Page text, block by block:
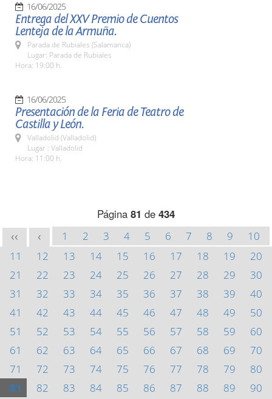
16/06/2025
Entrega del XXV Premio de Cuentos
Lenteja de la Armuña.
Parada de Rubiales (Salamanca)
Lugar: Parada de Rubiales
Hora: 19:00 h.
16/06/2025
Presentación de la Feria de Teatro de
Castilla y León.
Valladolid (Valladolid)
Lugar : Valladolid
Hora: 11:00 h.
Página 81 de 434
<< < 1 2 3 4 5 6 7 8 9
10
11
12 13 14 15 16 17 18 19
20
21
22 23 24 25 26 27 28 29
30
31
32 33 34 35 36 37 38 39
40
41
42 43 44 45 46 47 48 49
50
51
52 53 54 55 56 57 58 59
60
61
62 63 64 65 66 67 68 69
70
71
72 73 74 75 76 77 78 79
80
81
82 83 84 85 86 87 88 89
90